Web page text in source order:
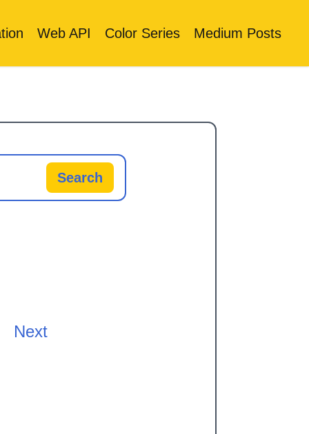
Web API Color Series Medium Posts
Search
Next